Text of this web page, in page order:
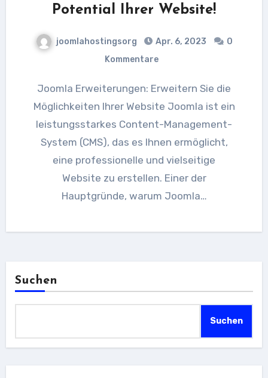
Potential Ihrer Website!
joomlahostingsorg Apr. 6, 2023
0
Kommentare
Joomla Erweiterungen: Erweitern Sie die
Möglichkeiten Ihrer Website Joomla ist ein
leistungsstarkes Content-Management-
System (CMS), das es Ihnen ermöglicht,
eine professionelle und vielseitige
Website zu erstellen. Einer der
Hauptgründe, warum Joomla…
Suchen
Suchen